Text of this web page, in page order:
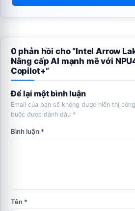
0 phản hồi cho “Intel Arrow
Nâng cấp AI mạnh mẽ với
Copilot+”
Để lại một bình luận
Email của bạn sẽ không được hiển thị
buộc được đánh dấu *
Bình luận *
Tên *